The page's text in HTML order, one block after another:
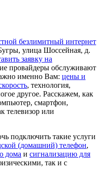
безлимитный интернет
улица Шоссейная, д.
заявку на
провайдеры обслуживают
именно Вам: цены и
, технология,
другое. Расскажем, как
смартфон,
телевизор или
подключить такие услуги
(домашний) телефон,
дома и сигнализацию для
так и с